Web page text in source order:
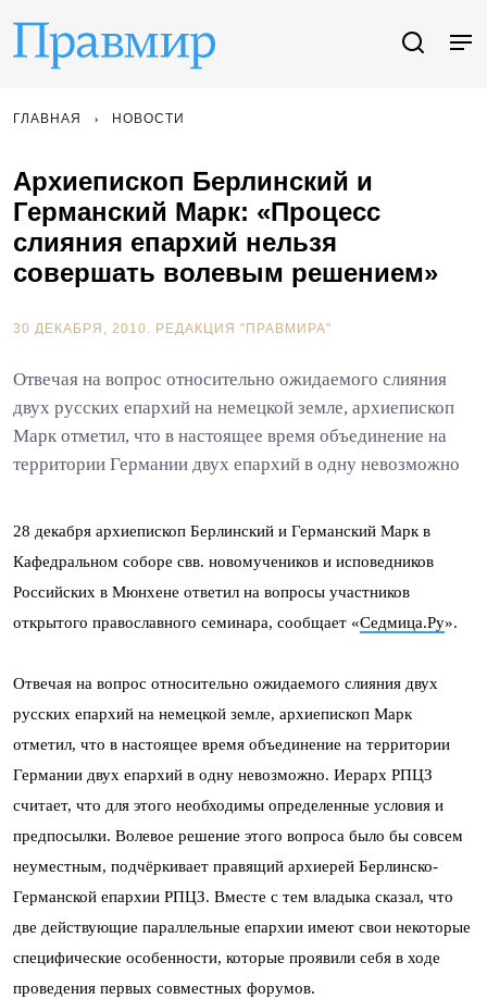
ГЛАВНАЯ НОВОСТИ
Архиепископ Берлинский и
Германский Марк: «Процесс
слияния епархий нельзя
совершать волевым решением»
30 ДЕКАБРЯ, 2010. РЕДАКЦИЯ "ПРАВМИРА"
Отвечая на вопрос относительно ожидаемого слияния
двух русских епархий на немецкой земле, архиепископ
Марк отметил, что в настоящее время объединение на
территории Германии двух епархий в одну невозможно
28 декабря архиепископ Берлинский и Германский Марк в
Кафедральном соборе свв. новомучеников и исповедников
Российских в Мюнхене ответил на вопросы участников
открытого православного семинара, сообщает «Седмица.Ру».
Отвечая на вопрос относительно ожидаемого слияния двух
русских епархий на немецкой земле, архиепископ Марк
отметил, что в настоящее время объединение на территории
Германии двух епархий в одну невозможно. Иерарх РПЦЗ
считает, что для этого необходимы определенные условия и
предпосылки. Волевое решение этого вопроса было бы совсем
неуместным, подчёркивает правящий архиерей Берлинско-
Германской епархии РПЦЗ. Вместе с тем владыка сказал, что
две действующие параллельные епархии имеют свои некоторые
специфические особенности, которые проявили себя в ходе
проведения первых совместных форумов.